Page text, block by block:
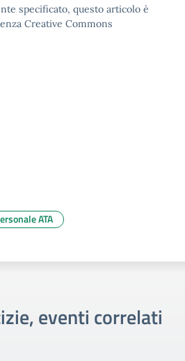
specificato, questo articolo è
Creative Commons
ATA
eventi correlati